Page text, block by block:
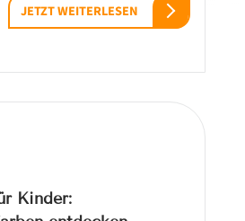
JETZT WEITERLESEN
Kinder: